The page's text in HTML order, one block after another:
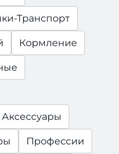
Транспорт
Кормление
Профессии